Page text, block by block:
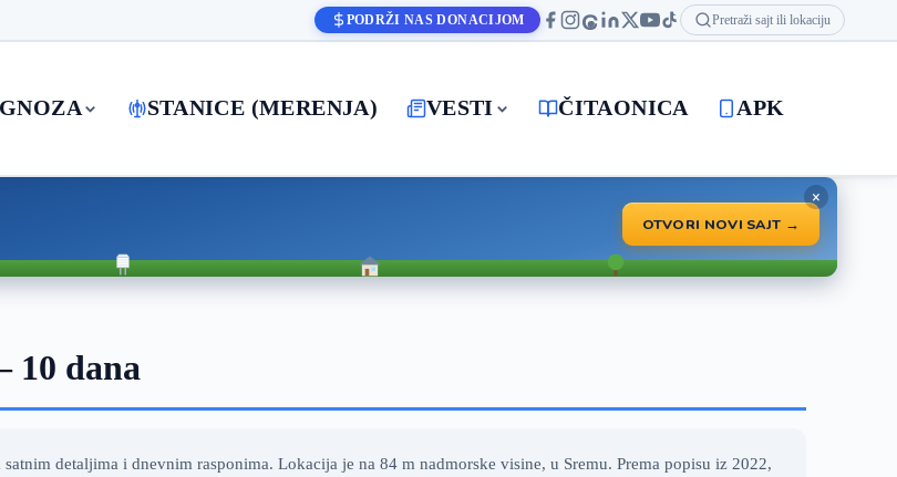
PODRŽI NAS DONACIJOM Pretraži sajt ili lokaciju
STANICE (MERENJA) VESTI ČITAONICA APK
OTVORI NOVI SAJT →
×
10 dana
detaljima i dnevnim rasponima. Lokacija je na 84 m nadmorske visine, u Sremu. Prema popisu iz 2022,